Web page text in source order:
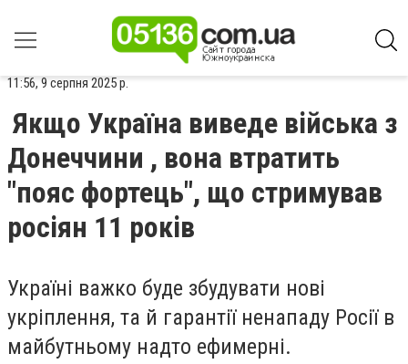
11:56, 9 серпня 2025 р.
Якщо Україна виведе війська з
Донеччини , вона втратить
"пояс фортець", що стримував
росіян 11 років
Україні важко буде збудувати нові
укріплення, та й гарантії ненападу Росії в
майбутньому надто ефимерні.